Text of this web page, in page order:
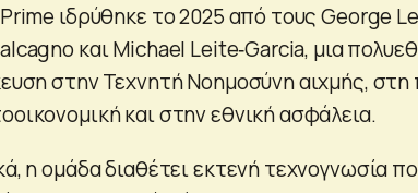
ιδρύθηκε το 2025 από τους George
και Michael Leite‑Garcia, μια
στην Τεχνητή Νοημοσύνη αιχμής,
και στην εθνική ασφάλεια.
η ομάδα διαθέτει εκτενή τεχνογνωσία